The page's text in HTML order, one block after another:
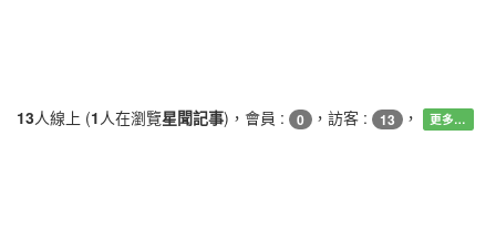
13人線上 (1 人在瀏覽星聞記事)，會員 : 0 ，訪客 : 13 ， 更多…